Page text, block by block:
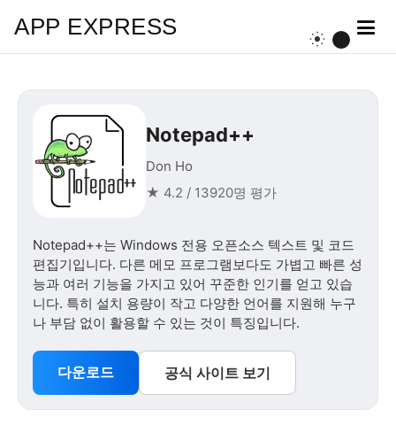
APP EXPRESS
Notepad++
Don Ho
★ 4.2 / 13920명 평가
Notepad++는 Windows 전용 오픈소스 텍스트 및 코드
편집기입니다. 다른 메모 프로그램보다도 가볍고 빠른 성
능과 여러 기능을 가지고 있어 꾸준한 인기를 얻고 있습
니다. 특히 설치 용량이 작고 다양한 언어를 지원해 누구
나 부담 없이 활용할 수 있는 것이 특징입니다.
다운로드 공식 사이트 보기